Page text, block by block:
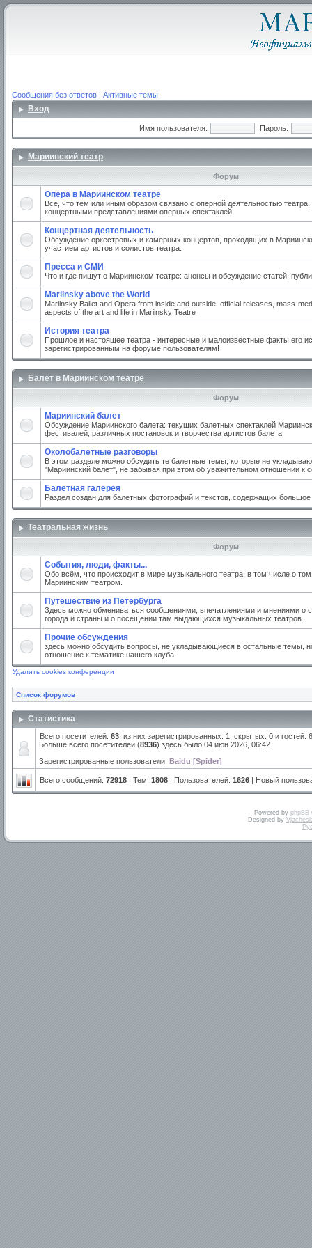
Сообщения без ответов | Активные темы
Вход
Имя пользователя: Пароль:
Мариинский театр
Форум
Опера в Мариинском театре
Все, что тем или иным образом связано с оперной деятельностью
концертными представлениями оперных спектаклей.
Концертная деятельность
Обсуждение оркестровых и камерных концертов, проходящих в
участием артистов и солистов театра.
Пресса и СМИ
Что и где пишут о Мариинском театре: анонсы и обсуждение статей,
Mariinsky above the World
Mariinsky Ballet and Opera from inside and outside: official releases, mass-
aspects of the art and life in Mariinsky Teatre
История театра
Прошлое и настоящее театра - интересные и малоизвестные факты его
зарегистрированным на форуме пользователям!
Балет в Мариинском театре
Форум
Мариинский балет
Обсуждение Мариинского балета: текущих балетных спектаклей
фестивалей, различных постановок и творчества артистов балета.
Околобалетные разговоры
В этом разделе можно обсудить те балетные темы, которые не
"Мариинский балет", не забывая при этом об уважительном отношении к
Балетная галерея
Раздел создан для балетных фотографий и текстов, содержащих
Театральная жизнь
Форум
События, люди, факты...
Обо всём, что происходит в мире музыкального театра, в том числе о
Мариинским театром.
Путешествие из Петербурга
Здесь можно обмениваться сообщениями, впечатлениями и мнениями о
города и страны и о посещении там выдающихся музыкальных театров.
Прочие обсуждения
здесь можно обсудить вопросы, не укладывающиеся в остальные темы,
отношение к тематике нашего клуба
Удалить cookies конференции
Список форумов
Статистика
Всего посетителей: 63 , из них зарегистрированных: 1, скрытых: 0 и
Больше всего посетителей (8936) здесь было 04 июн 2026, 06:42
Зарегистрированные пользователи: Baidu [Spider]
Всего сообщений: 72918 | Тем: 1808 | Пользователей: 1626 | Новый
Powered by phpBB
Designed by